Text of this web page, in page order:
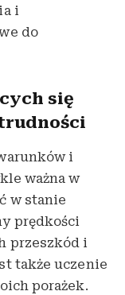
i
do
się
i
ważna w
w stanie
prędkości
przeszkód i
także uczenie
porażek.